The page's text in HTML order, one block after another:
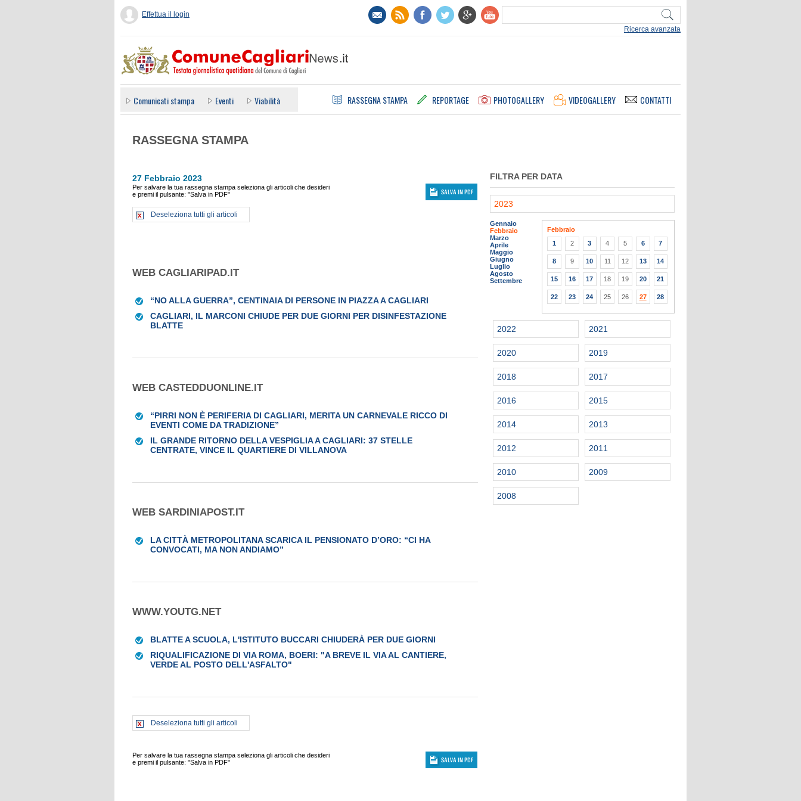
Ricerca avanzata
Effettua il login
Comunicati stampa Eventi Viabilità RASSEGNA STAMPA REPORTAGE PHOTOGALLERY VIDEOGALLERY CONTATTI
RASSEGNA STAMPA
27 Febbraio 2023
Per salvare la tua rassegna stampa seleziona gli articoli che desideri
e premi il pulsante: "Salva in PDF"
Deseleziona tutti gli articoli
WEB CAGLIARIPAD.IT
“NO ALLA GUERRA”, CENTINAIA DI PERSONE IN PIAZZA A CAGLIARI
CAGLIARI, IL MARCONI CHIUDE PER DUE GIORNI PER DISINFESTAZIONE
BLATTE
WEB CASTEDDUONLINE.IT
“PIRRI NON È PERIFERIA DI CAGLIARI, MERITA UN CARNEVALE RICCO DI
EVENTI COME DA TRADIZIONE”
IL GRANDE RITORNO DELLA VESPIGLIA A CAGLIARI: 37 STELLE
CENTRATE, VINCE IL QUARTIERE DI VILLANOVA
WEB SARDINIAPOST.IT
LA CITTÀ METROPOLITANA SCARICA IL PENSIONATO D’ORO: “CI HA
CONVOCATI, MA NON ANDIAMO”
WWW.YOUTG.NET
BLATTE A SCUOLA, L'ISTITUTO BUCCARI CHIUDERÀ PER DUE GIORNI
RIQUALIFICAZIONE DI VIA ROMA, BOERI: "A BREVE IL VIA AL CANTIERE,
VERDE AL POSTO DELL'ASFALTO"
Deseleziona tutti gli articoli
Per salvare la tua rassegna stampa seleziona gli articoli che desideri
e premi il pulsante: "Salva in PDF"
FILTRA PER DATA
2023
Gennaio
Febbraio
Marzo
Aprile
Maggio
Giugno
Luglio
Agosto
Settembre
Febbraio
1
2 3 4 5 6 7
8 9 10 11 12 13 14
15 16 17 18 19 20 21
22 23 24 25 26 27 28
2022 2021
2020 2019
2018 2017
2016 2015
2014 2013
2012 2011
2010 2009
2008